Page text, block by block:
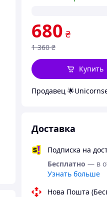
680 ₴
1 360 ₴
Купить
Доставка
Подписка на
Бесплатно — в
Узнать больше
Нова Пошта